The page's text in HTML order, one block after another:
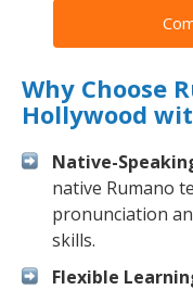
Why Choose
Hollywood
Native-
native Rumano
pronunciation
skills.
Flexible